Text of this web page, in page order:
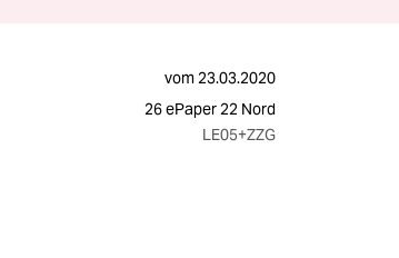
vom23.03.2020
26 ePaper 22 Nord
LE05+ZZG